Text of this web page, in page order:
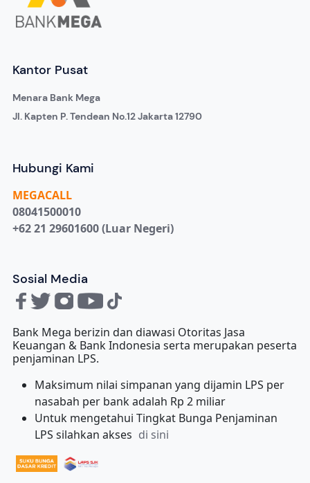
Kantor Pusat
Menara Bank Mega
Jl. Kapten P. Tendean No.12 Jakarta 12790
Hubungi Kami
MEGACALL
08041500010
+62 21 29601600 (Luar Negeri)
Sosial Media
Bank Mega berizin dan diawasi Otoritas Jasa
Keuangan & Bank Indonesia serta merupakan peserta
penjaminan LPS.
Maksimum nilai simpanan yang dijamin LPS per
nasabah per bank adalah Rp 2 miliar
Untuk mengetahui Tingkat Bunga Penjaminan
LPS silahkan akses di sini